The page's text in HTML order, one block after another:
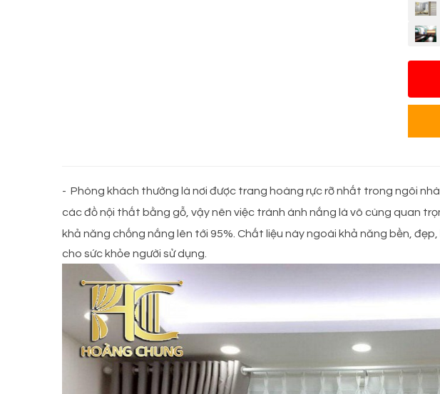
- Phòng khách thường là nơi được trang hoàng rực rỡ nhất trong ngôi
các đồ nội thất bằng gỗ, vậy nên việc tránh ánh nắng là vô cùng quan
khả năng chống nắng lên tới 95%. Chất liệu này ngoài khả năng bền,
cho sức khỏe người sử dụng.